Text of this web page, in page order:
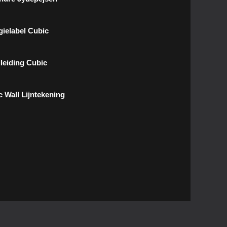
Cubic
Cubic
Wall Lijntekening